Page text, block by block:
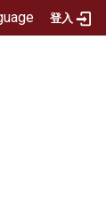
登入